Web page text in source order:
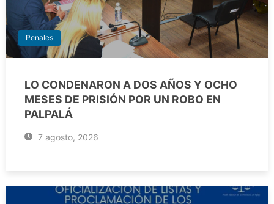
Penales
LO CONDENARON A DOS AÑOS Y OCHO
MESES DE PRISIÓN POR UN ROBO EN
PALPALÁ
7 agosto, 2026